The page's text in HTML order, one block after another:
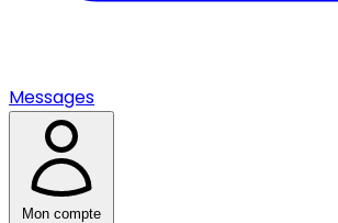
Messages
Mon compte